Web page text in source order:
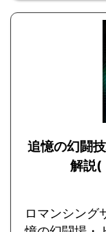
追憶の幻闘
解説(
ロマンシング